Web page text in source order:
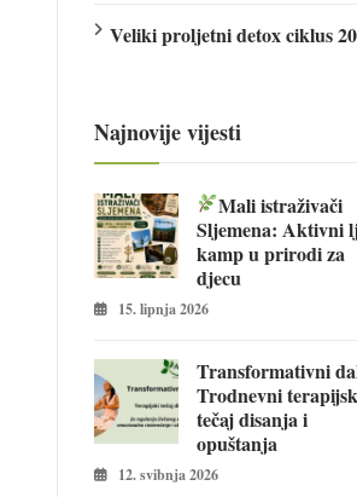
Veliki proljetni detox ciklus
Najnovije vijesti
Mali istraživači
Sljemena: Aktivni
kamp u prirodi za
djecu
15. lipnja 2026
Transformativni
Trodnevni
tečaj disanja i
opuštanja
12. svibnja 2026